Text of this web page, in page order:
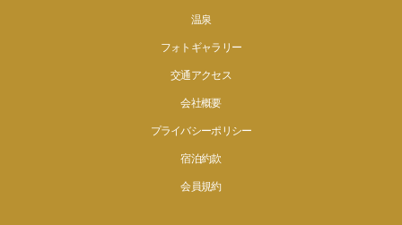
温泉
フォトギャラリー
交通アクセス
会社概要
プライバシーポリシー
宿泊約款
会員規約